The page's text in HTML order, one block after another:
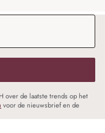
over de laatste trends op het
voor de nieuwsbrief en de